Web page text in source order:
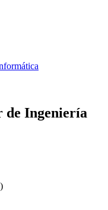
de Ingeniería